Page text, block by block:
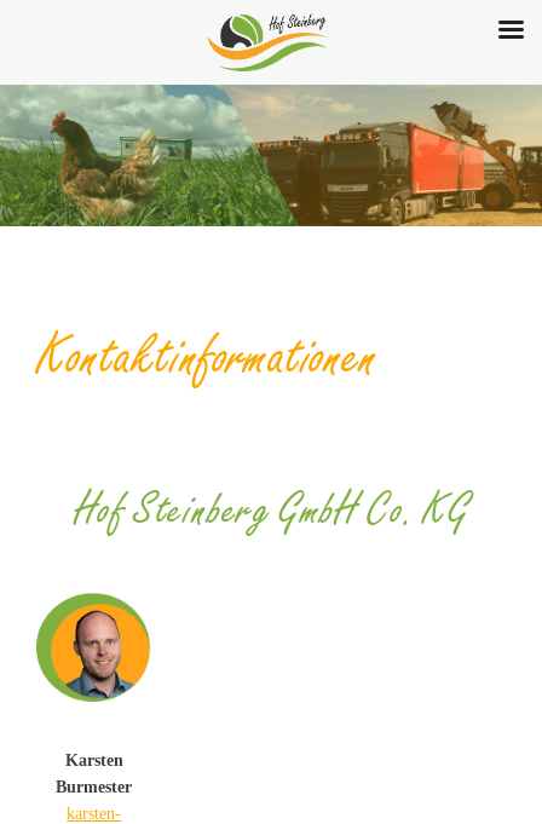
Kontaktinformationen
Hof Steinberg­ GmbH Co. KG
Karsten
Burmester
karsten-